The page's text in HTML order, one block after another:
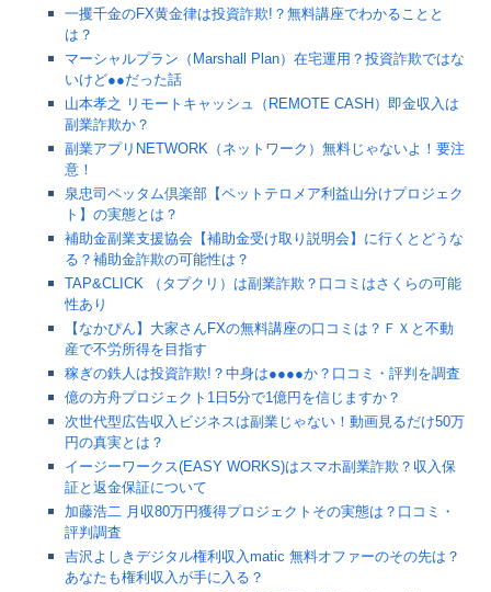
一攫千金のFX黄金律は投資詐欺!？無料講座でわかることと
は？
マーシャルプラン（Marshall Plan）在宅運用？投資詐欺ではな
いけど●●だった話
山本孝之 リモートキャッシュ（REMOTE CASH）即金収入は
副業詐欺か？
副業アプリNETWORK（ネットワーク）無料じゃないよ！要注
意！
泉忠司ペッタム倶楽部【ペットテロメア利益山分けプロジェク
ト】の実態とは？
補助金副業支援協会【補助金受け取り説明会】に行くとどうな
る？補助金詐欺の可能性は？
TAP&CLICK （タプクリ）は副業詐欺？口コミはさくらの可能
性あり
【なかぴん】大家さんFXの無料講座の口コミは？ＦＸと不動
産で不労所得を目指す
稼ぎの鉄人は投資詐欺!？中身は●●●●か？口コミ・評判を調査
億の方舟プロジェクト1日5分で1億円を信じますか？
次世代型広告収入ビジネスは副業じゃない！動画見るだけ50万
円の真実とは？
イージーワークス(EASY WORKS)はスマホ副業詐欺？収入保
証と返金保証について
加藤浩二 月収80万円獲得プロジェクトその実態は？口コミ・
評判調査
吉沢よしきデジタル権利収入matic 無料オファーのその先は？
あなたも権利収入が手に入る？